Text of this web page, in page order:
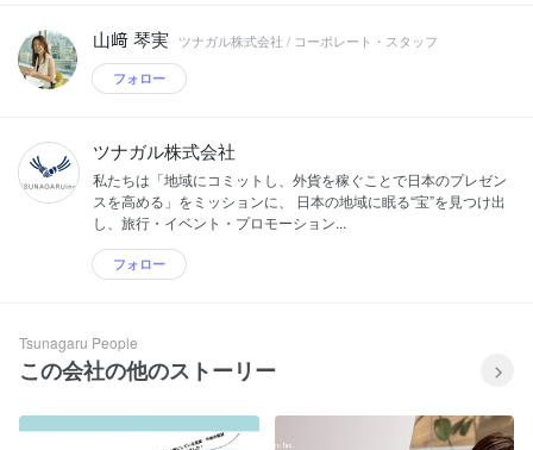
山﨑 琴実 ツナガル株式会社 / コーポレート・スタッフ
フォロー
ツナガル株式会社
私たちは「地域にコミットし、外貨を稼ぐことで日本のプレゼン
スを高める」をミッションに、 日本の地域に眠る“宝”を見つけ出
し、旅行・イベント・プロモーション...
フォロー
Tsunagaru People
この会社の他のストーリー